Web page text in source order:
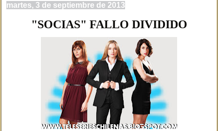
martes, 3 de septiembre de 2013
"SOCIAS" FALLO DIVIDIDO